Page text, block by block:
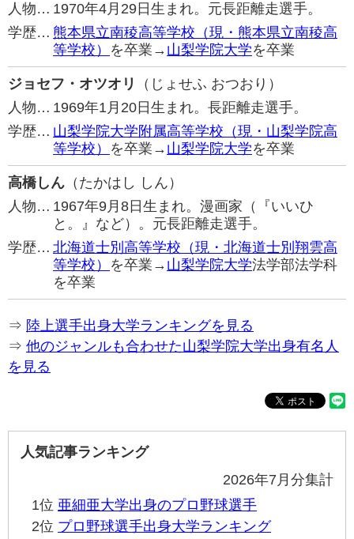
人物… 1970年4月29日生まれ。元長距離走選手。
学歴… 熊本県立南稜高等学校（現・熊本県立南稜高
等学校） を卒業→ 山梨学院大学を卒業
ジョセフ・オツオリ
（じょせふ おつおり）
人物… 1969年1月20日生まれ。長距離走選手。
学歴… 山梨学院大学附属高等学校（現・山梨学院高
等学校） を卒業→ 山梨学院大学を卒業
高橋しん （たかはし しん）
人物… 1967年9月8日生まれ。漫画家（『いいひ
と。』など）。元長距離走選手。
学歴… 北海道士別高等学校（現・北海道士別翔雲高
等学校） を卒業→ 山梨学院大学法学部法学科
を卒業
⇒ 陸上選手出身大学ランキングを見る
⇒ 他のジャンルも合わせた山梨学院大学出身有名人
を見る
人気記事ランキング
2026年7月分集計
1位 亜細亜大学出身のプロ野球選手
2位 プロ野球選手出身大学ランキング